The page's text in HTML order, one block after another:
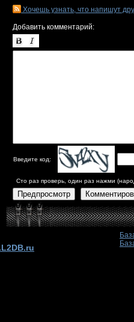
Хочешь узнать, что напишут
Добавить комментарий:
Введите код:
Сто раз проверь, один раз нажми
Предпросмотр